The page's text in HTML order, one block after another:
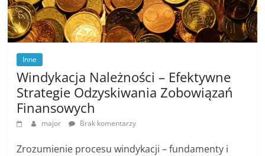
Inne
Windykacja Należności – Efektywne
Strategie Odzyskiwania Zobowiązań
Finansowych
major Brak komentarzy
Zrozumienie procesu windykacji – fundamenty i